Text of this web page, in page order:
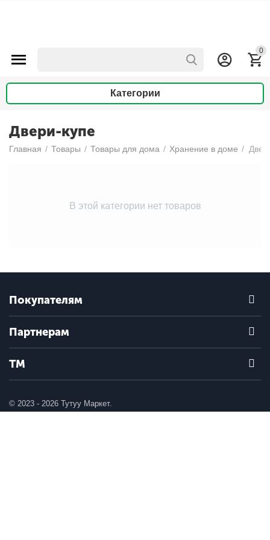
0
Категории
Двери-купе
Главная / Товары / Товары для дома / Хранение в доме /
В этой категории нет товаров
Покупателям
Партнерам
ТМ
© 2023 - 2026 Тутуу Маркет.